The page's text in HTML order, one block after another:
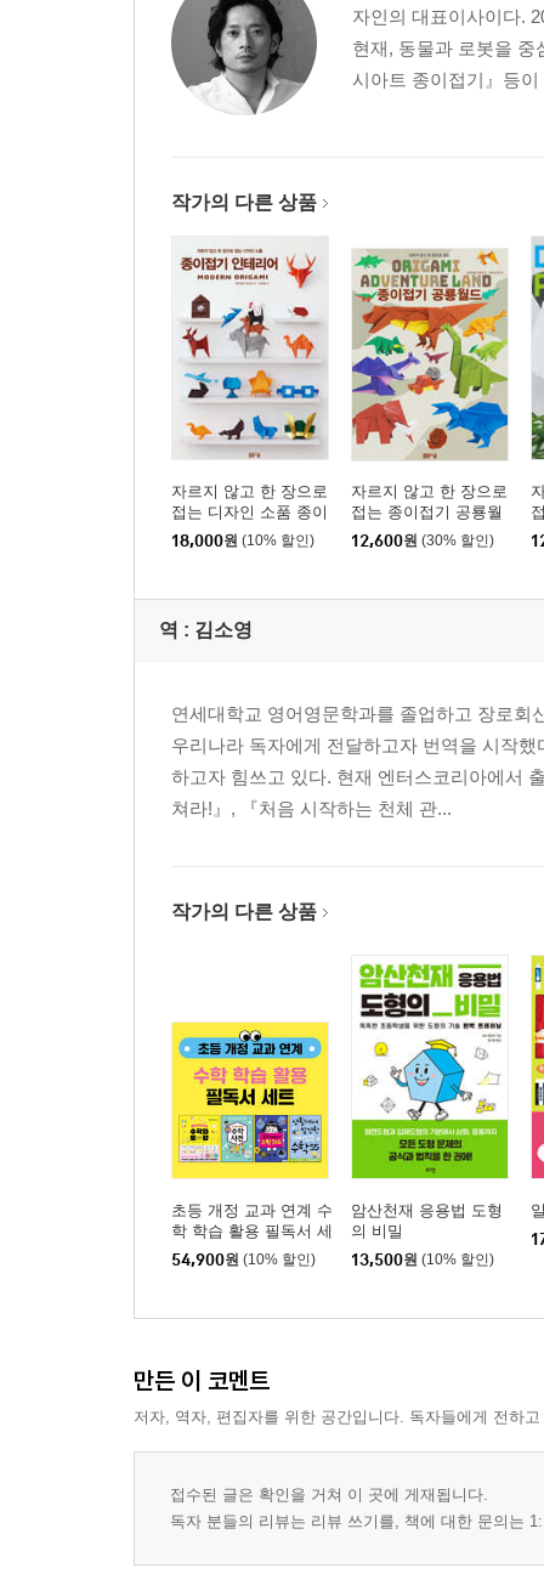
자인의 대표이사이다.
현재, 동물과 로봇을
시아트 종이접기』등
작가의 다른 상품
자르지 않고 한 장으로
접는 디자인 소품 종이
접기 인테리어
18,000원 (10% 할인)
자르지 않고 한 장으로
접는 종이접기 공룡월
드
12,600원 (30% 할인)
역 : 김소영
연세대학교 영어영문학과를 졸업하고 장로
우리나라 독자에게 전달하고자 번역을 시작
하고자 힘쓰고 있다. 현재 엔터스코리아에서
쳐라!』, 『처음 시작하는 천체 관...
작가의 다른 상품
초등 개정 교과 연계 수
학 학습 활용 필독서 세
트
54,900원 (10% 할인)
암산천재 응용법 도형
의 비밀
13,500원 (10% 할인)
만든 이 코멘트
저자, 역자, 편집자를 위한 공간입니다. 독자들에게 전하
접수된 글은 확인을 거쳐 이 곳에 게재됩니다.
독자 분들의 리뷰는 리뷰 쓰기를, 책에 대한 문의는